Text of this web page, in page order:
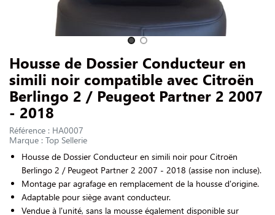
Housse de Dossier Conducteur en
simili noir compatible avec Citroën
Berlingo 2 / Peugeot Partner 2 2007
- 2018
Référence : HA0007
Marque : Top Sellerie
Housse de Dossier Conducteur en simili noir pour Citroën
Berlingo 2 / Peugeot Partner 2 2007 - 2018 (assise non incluse).
Montage par agrafage en remplacement de la housse d'origine.
Adaptable pour siège avant conducteur.
Vendue à l'unité, sans la mousse également disponible sur